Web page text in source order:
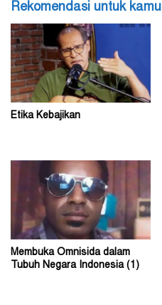
Rekomendasi untuk kamu
Etika Kebajikan
Membuka Omnisida dalam
Tubuh Negara Indonesia (1)